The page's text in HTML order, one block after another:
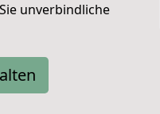
unverbindliche